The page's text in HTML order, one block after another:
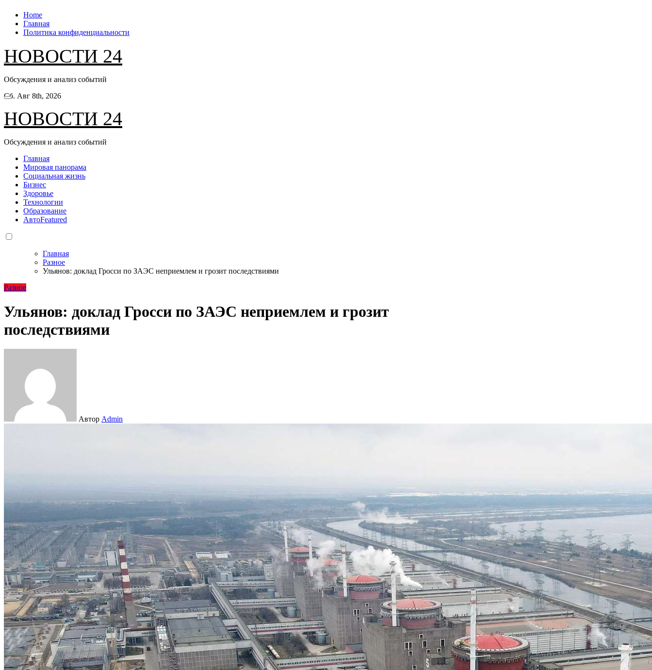
Перейти
содержанию
Home
Главная
Политика конфиденциальности
НОВОСТИ 24
Обсуждения и анализ событий
Сб. Авг 8th, 2026
НОВОСТИ 24
Обсуждения и анализ событий
Главная
Мировая панорама
Социальная жизнь
Бизнес
Здоровье
Технологии
Образование
АвтоFeatured
Главная
Разное
Ульянов: доклад Гросси по ЗАЭС неприемлем и грозит последствиями
Разное
Ульянов: доклад Гросси по ЗАЭС неприемлем и грозит
последствиями
Автор Admin